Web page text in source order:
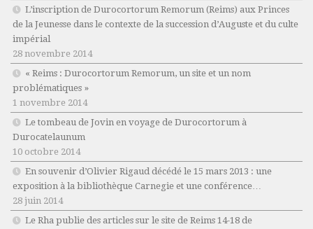
L’inscription de Durocortorum Remorum (Reims) aux Princes
de la Jeunesse dans le contexte de la succession d’Auguste et du culte
impérial
28 novembre 2014
« Reims : Durocortorum Remorum, un site et un nom
problématiques »
1 novembre 2014
Le tombeau de Jovin en voyage de Durocortorum à
Durocatelaunum
10 octobre 2014
En souvenir d’Olivier Rigaud décédé le 15 mars 2013 : une
exposition à la bibliothèque Carnegie et une conférence…
28 juin 2014
Le Rha publie des articles sur le site de Reims 14-18 de